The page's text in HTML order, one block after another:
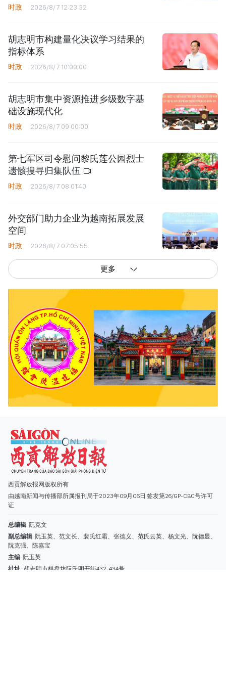
时政 2026/8/7 12:23:32
胡志明市构建量化决议学习结果的
指标体系
时政 2026/8/7 10:00:00
胡志明市集中资源推进乡级数字基
础设施现代化
时政 2026/8/7 09:00:00
第七军区司令慰问黎氏莲公园烈士
遗骸搜寻归集队伍
时政 2026/8/7 08:01:40
外交部门助力企业为越南拓展发展
空间
时政 2026/8/7 07:05:55
更多
西贡解放报网版权所有
由越南新闻与传播部所属报刊局于2023年09月06日 签发第26/GP-CBC号许可
证
副总编辑: 阮玉英、范文长、裴氏红霜、张德义、范氏云英、杨文光、阮德显、
阮克强、陈嘉宝
主编: 阮玉英
社址: 胡志明市棋盘坊阮氏明开街432-434号
总台: (028) 39294091 - 转 060
热线: 096.558.1888
编辑部: (028) 39294092 - 转 060
电子信箱
广告部
(028) 38334185
quangcaohoavan09@gmail.com;